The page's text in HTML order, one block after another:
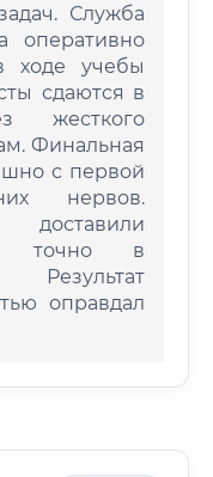
Служба
оперативно
ходе учебы
сдаются в
жесткого
Финальная
с первой
нервов.
точно в
Результат
оправдал